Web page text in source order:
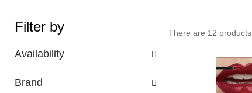
Filter by
Availability
Brand
There are 12 products.